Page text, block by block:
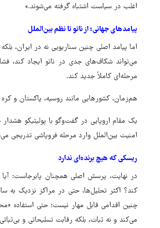
اغلب در سیاست اشتباه گرفته می‌شوند.»
پیامدهای جهانی؛ از ناتو تا نظم بین‌الملل
اما پیامد اصلی چنین سناریویی نه در ایران،
می‌تواند شکاف‌های جدی در ناتو ایجاد کند،
مرحله‌ای کاملاً جدید کند.
هم‌زمان، کشورهایی مانند روسیه، پاکستان و
یک مقام اروپایی در گفت‌وگو با پولیتیکو
امنیت بین‌الملل وارد مرحله فروپاشی تدریجی
ریسکی که هیچ برنده‌ای ندارد
در نهایت، پرسش اصلی همچنان پابرجاست: آیا
کند؟ اکثر تحلیل‌ها، حتی در مراکز نزدیک به
چنین اقدامی قابل مهار نیست؛ حتی استفاده
می‌کند و نه ثبات، بلکه رقابت تسلیحاتی و